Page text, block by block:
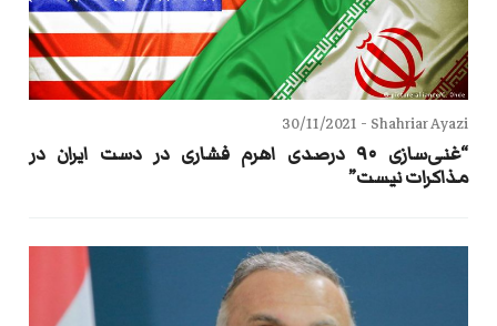
Shahriar Ayazi -
30/11/2021
“غنی‌سازی ۹۰ درصدی اهرم فشاری در دست ایران در
مذاکرات نیست”